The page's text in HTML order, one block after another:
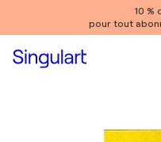
10 %
pour tout